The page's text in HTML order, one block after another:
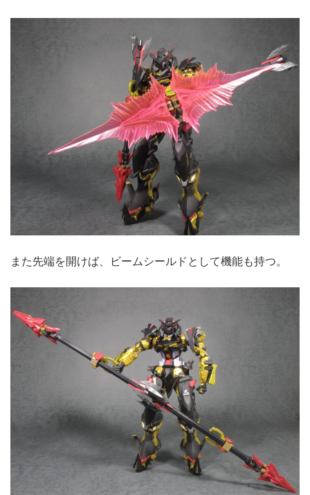
また先端を開けば、ビームシールドとして機能も持つ。